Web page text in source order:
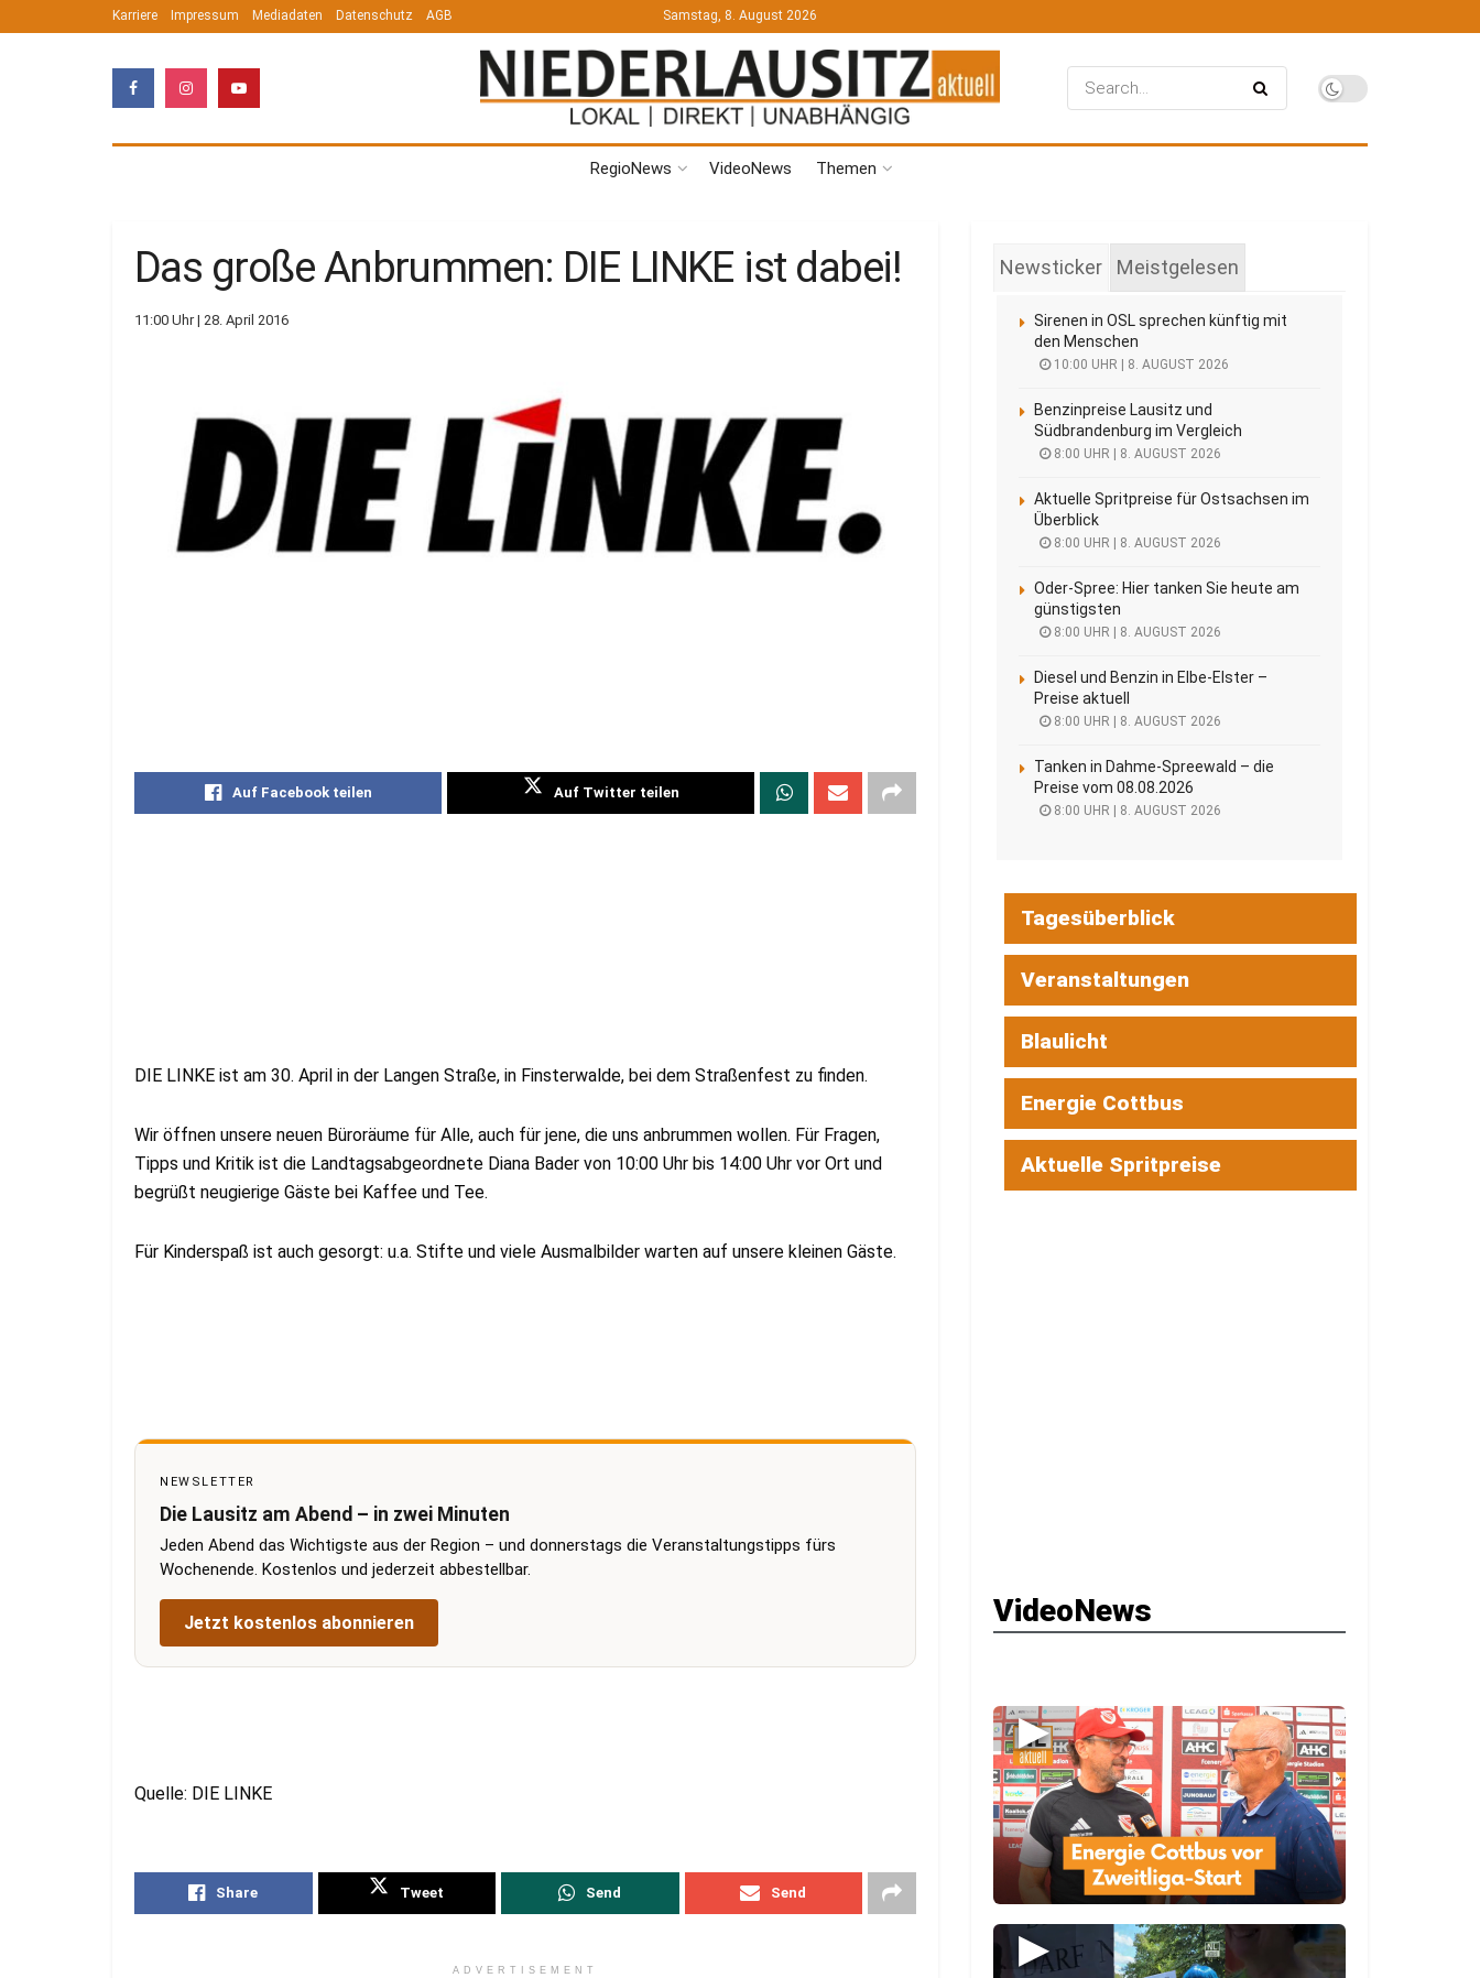
Karriere Impressum Mediadaten Datenschutz AGB Samstag, 8. August 2026
RegioNews VideoNews Themen
Das große Anbrummen: DIE LINKE ist dabei!
11:00 Uhr | 28. April 2016
Auf Facebook teilen Auf Twitter teilen
DIE LINKE ist am 30. April in der Langen Straße, in Finsterwalde, bei dem Straßenfest zu finden.
Wir öffnen unsere neuen Büroräume für Alle, auch für jene, die uns anbrummen wollen. Für Fragen,
Tipps und Kritik ist die Landtagsabgeordnete Diana Bader von 10:00 Uhr bis 14:00 Uhr vor Ort und
begrüßt neugierige Gäste bei Kaffee und Tee.
Für Kinderspaß ist auch gesorgt: u.a. Stifte und viele Ausmalbilder warten auf unsere kleinen Gäste.
NEWSLETTER
Die Lausitz am Abend – in zwei Minuten
Jeden Abend das Wichtigste aus der Region – und donnerstags die Veranstaltungstipps fürs
Wochenende. Kostenlos und jederzeit abbestellbar.
Jetzt kostenlos abonnieren
Quelle: DIE LINKE
Share Tweet Send Send
ADVERTISEMENT
Newsticker Meistgelesen
Sirenen in OSL sprechen künftig mit
den Menschen
10:00 UHR | 8. AUGUST 2026
Benzinpreise Lausitz und
Südbrandenburg im Vergleich
8:00 UHR | 8. AUGUST 2026
Aktuelle Spritpreise für Ostsachsen im
Überblick
8:00 UHR | 8. AUGUST 2026
Oder-Spree: Hier tanken Sie heute am
günstigsten
8:00 UHR | 8. AUGUST 2026
Diesel und Benzin in Elbe-Elster –
Preise aktuell
8:00 UHR | 8. AUGUST 2026
Tanken in Dahme-Spreewald – die
Preise vom 08.08.2026
8:00 UHR | 8. AUGUST 2026
Tagesüberblick
Veranstaltungen
Blaulicht
Energie Cottbus
Aktuelle Spritpreise
VideoNews
▶
▶